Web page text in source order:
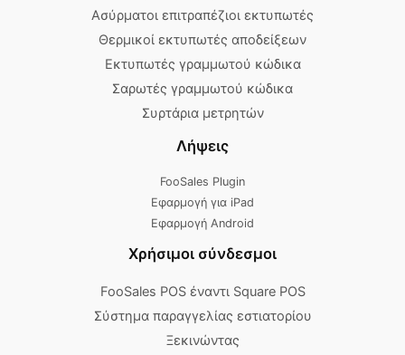
Ασύρματοι επιτραπέζιοι εκτυπωτές
Θερμικοί εκτυπωτές αποδείξεων
Εκτυπωτές γραμμωτού κώδικα
Σαρωτές γραμμωτού κώδικα
Συρτάρια μετρητών
Λήψεις
FooSales Plugin
Εφαρμογή για iPad
Εφαρμογή Android
Χρήσιμοι σύνδεσμοι
FooSales POS έναντι Square POS
Σύστημα παραγγελίας εστιατορίου
Ξεκινώντας